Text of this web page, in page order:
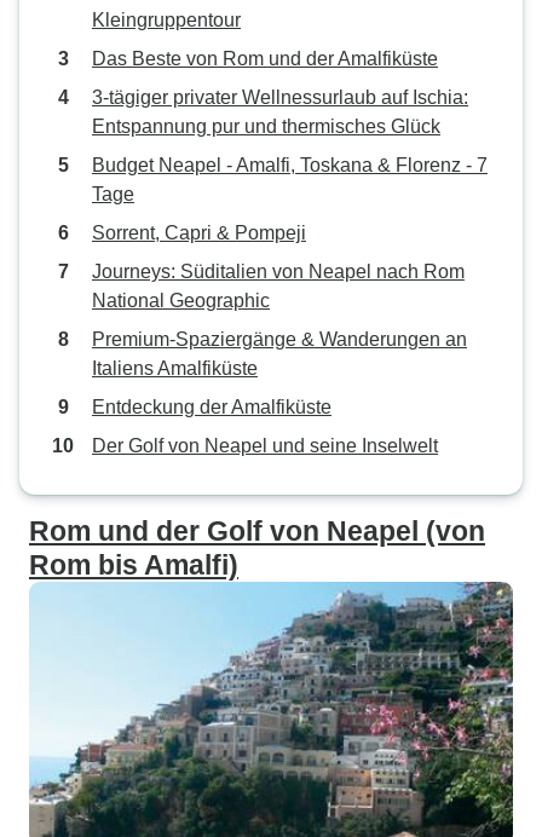
Kleingruppentour
Das Beste von Rom und der Amalfiküste
3-tägiger privater Wellnessurlaub auf Ischia:
Entspannung pur und thermisches Glück
Budget Neapel - Amalfi, Toskana & Florenz - 7
Tage
Sorrent, Capri & Pompeji
Journeys: Süditalien von Neapel nach Rom
National Geographic
Premium-Spaziergänge & Wanderungen an
Italiens Amalfiküste
Entdeckung der Amalfiküste
Der Golf von Neapel und seine Inselwelt
Rom und der Golf von Neapel (von
Rom bis Amalfi)